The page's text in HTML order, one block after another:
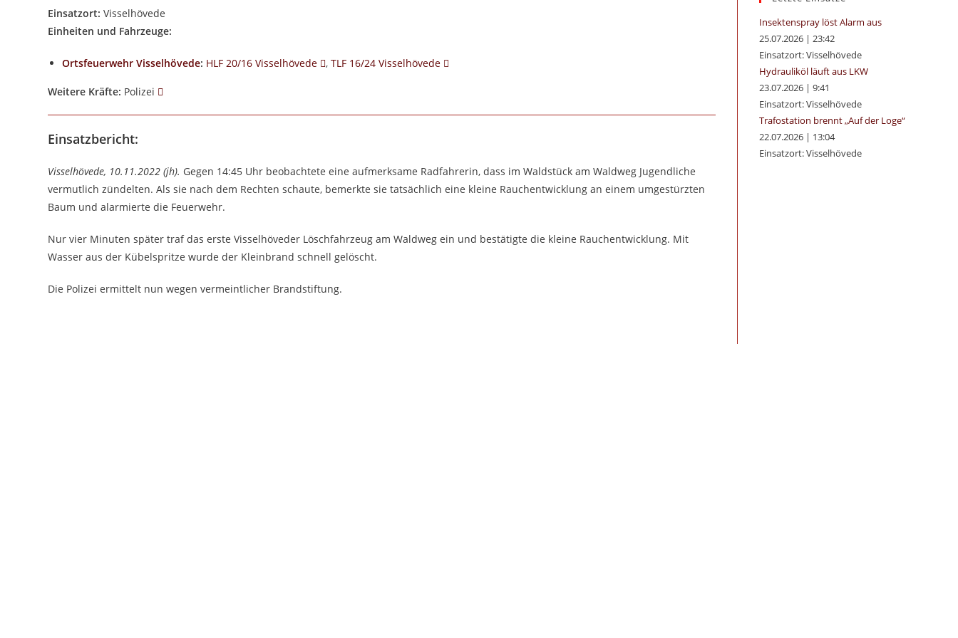
Einsatzort: Visselhövede
Einheiten und Fahrzeuge:
Ortsfeuerwehr Visselhövede: HLF 20/16 Visselhövede ,TLF 16/24 Visselhövede
Weitere Kräfte: Polizei
Einsatzbericht:
Visselhövede, 10.11.2022 (jh). Gegen 14:45 Uhr beobachtete eine aufmerksame Radfahrerin, dass im Waldstück am Waldweg Jugendliche
vermutlich zündelten. Als sie nach dem Rechten schaute, bemerkte sie tatsächlich eine kleine Rauchentwicklung an einem umgestürzten
Baum und alarmierte die Feuerwehr.
Nur vier Minuten später traf das erste Visselhöveder Löschfahrzeug am Waldweg ein und bestätigte die kleine Rauchentwicklung. Mit
Wasser aus der Kübelspritze wurde der Kleinbrand schnell gelöscht.
Die Polizei ermittelt nun wegen vermeintlicher Brandstiftung.
Insektenspray löst Alarm aus
25.07.2026| 23:42
Einsatzort: Visselhövede
Hydrauliköl läuft aus LKW
23.07.2026| 9:41
Einsatzort: Visselhövede
Trafostation brennt „Auf der Loge“
22.07.2026| 13:04
Einsatzort: Visselhövede